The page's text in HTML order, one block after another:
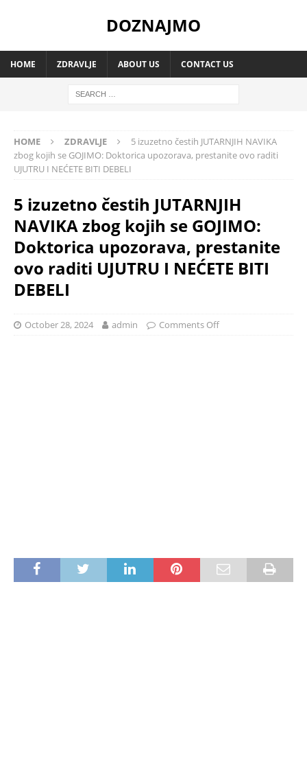
DOZNAJMO
HOME ZDRAVLJE ABOUT US CONTACT US
HOME ZDRAVLJE
5 izuzetno čestih JUTARNJIH NAVIKA
zbog kojih se GOJIMO: Doktorica upozorava, prestanite ovo raditi
UJUTRU I NEĆETE BITI DEBELI
5 izuzetno čestih JUTARNJIH
NAVIKA zbog kojih se GOJIMO:
Doktorica upozorava, prestanite
ovo raditi UJUTRU I NEĆETE BITI
DEBELI
October 28, 2024 admin Comments Off